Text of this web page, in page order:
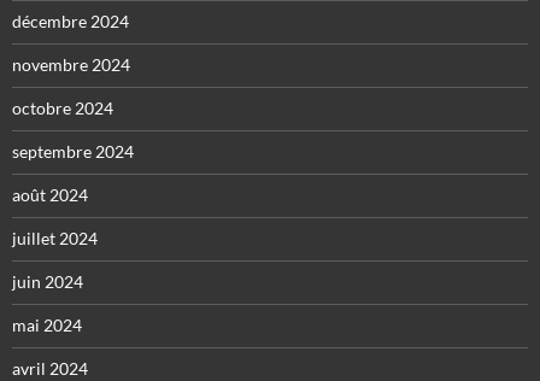
décembre 2024
novembre 2024
octobre 2024
septembre 2024
août 2024
juillet 2024
juin 2024
mai 2024
avril 2024